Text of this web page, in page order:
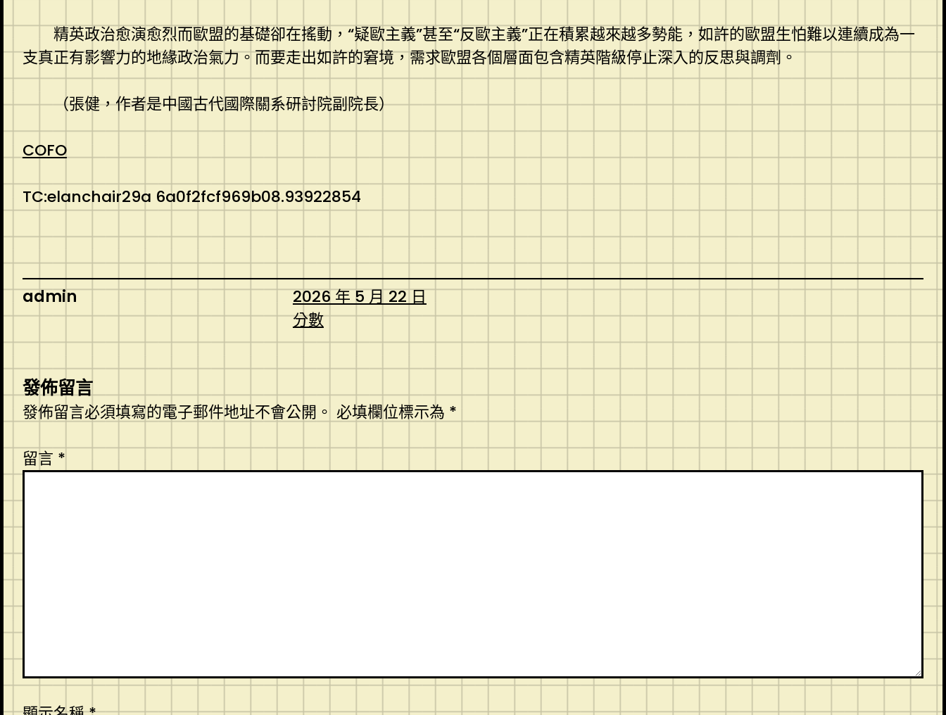
精英政治愈演愈烈而歐盟的基礎卻在搖動，“疑歐主義”甚至“反歐主義”正在積累越來越多勢能，如許的歐盟生怕難以連續成為一
支真正有影響力的地緣政治氣力。而要走出如許的窘境，需求歐盟各個層面包含精英階級停止深入的反思與調劑。
（張健，作者是中國古代國際關系研討院副院長）
COFO
TC:elanchair29a 6a0f2fcf969b08.93922854
admin
2026 年 5 月 22 日
分數
發佈留言
發佈留言必須填寫的電子郵件地址不會公開。 必填欄位標示為 *
留言 *